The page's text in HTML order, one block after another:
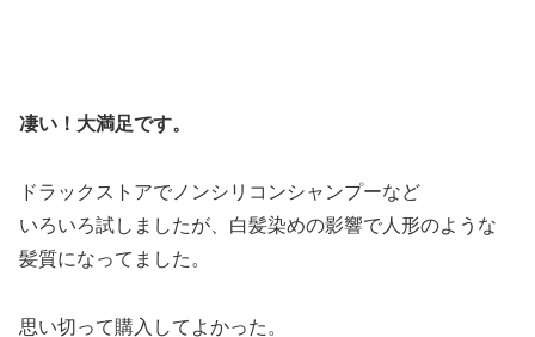
凄い！大満足です。
ドラックストアでノンシリコンシャンプーなど
いろいろ試しましたが、白髪染めの影響で人形のような
髪質になってました。
思い切って購入してよかった。